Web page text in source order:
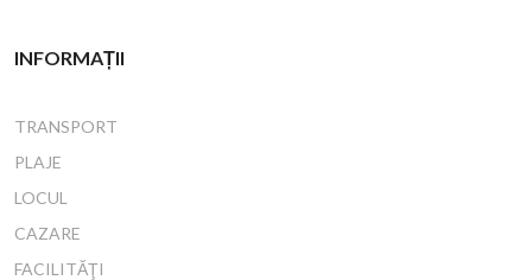
INFORMAȚII
TRANSPORT
PLAJE
LOCUL
CAZARE
FACILITĂŢI